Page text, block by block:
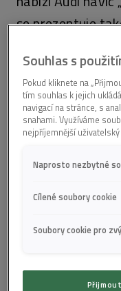
se prezentuje
nyní
funkci
výkonem 25 W.
Všechny volanty
váleček
tlačítek.
na výběr tři
dvouramenné
pro modely S
Souhlas s
Pokud kliknete na
tím souhlas k jejich
navigací na stránce, s
snahami. Využíváme
nejpříjemnější
Naprosto nezbytné
Cílené soubory cookie
Soubory cookie pro